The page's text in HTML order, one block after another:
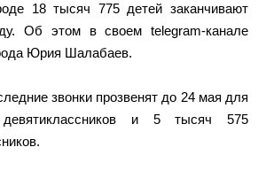
18 тысяч 775 детей заканчивают
Об этом в своем telegram-канале
Юрия Шалабаев.
звонки прозвенят до 24 мая для
и 5 тысяч 575